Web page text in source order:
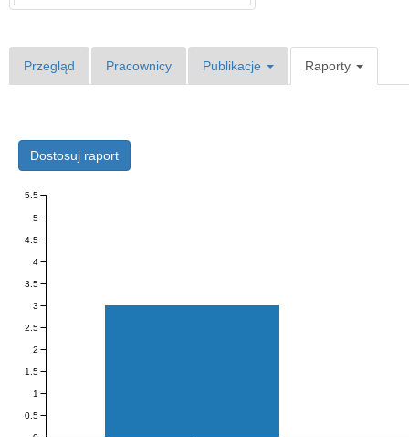
Przegląd Pracownicy Publikacje Raporty
Dostosuj raport
0.5
1
1.5
2
2.5
3
3.5
4
4.5
5
5.5